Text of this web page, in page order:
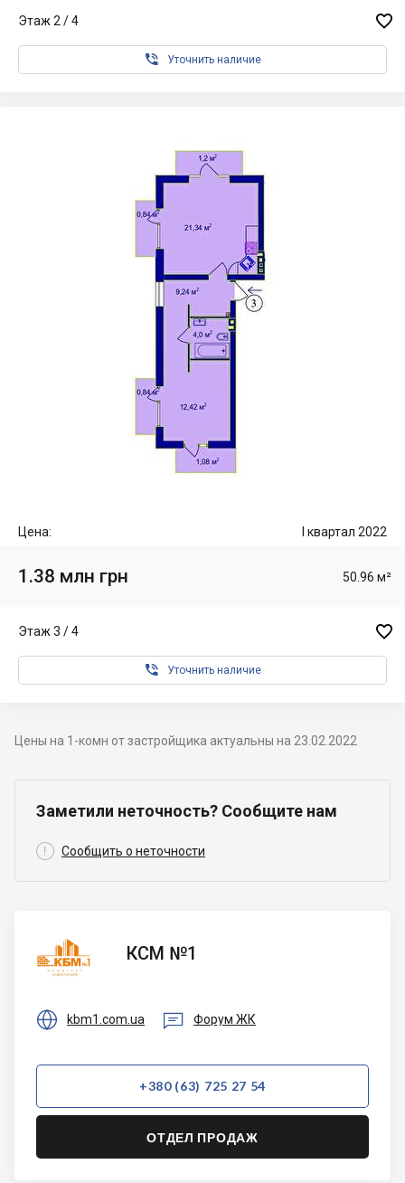
Этаж 2 / 4 
 Уточнить наличие
Цена: I квартал 2022
1.38 млн грн 50.96 м²
Этаж 3 / 4 
 Уточнить наличие
Цены на 1-комн от застройщика актуальны на 23.02.2022
Заметили неточность? Сообщите нам
 Сообщить о неточности
КСМ
№1
КСМ №1
 kbm1.com.ua  Форум ЖК
+380 (63) 725 27 54
ОТДЕЛ ПРОДАЖ